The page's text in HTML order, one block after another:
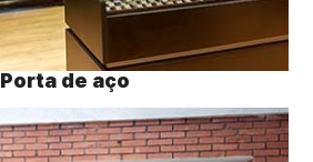
Porta de aço